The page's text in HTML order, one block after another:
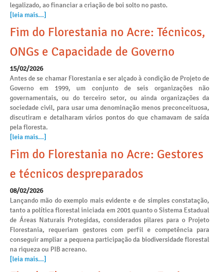
legalizado, ao financiar a criação de boi solto no pasto.
[leia mais...]
Fim do Florestania no Acre: Técnicos,
ONGs e Capacidade de Governo
15/02/2026
Antes de se chamar Florestania e ser alçado à condição de Projeto de
Governo em 1999, um conjunto de seis organizações não
governamentais, ou do terceiro setor, ou ainda organizações da
sociedade civil, para usar uma denominação menos preconceituosa,
discutiram e detalharam vários pontos do que chamavam de saída
pela floresta.
[leia mais...]
Fim do Florestania no Acre: Gestores
e técnicos despreparados
08/02/2026
Lançando mão do exemplo mais evidente e de simples constatação,
tanto a política florestal iniciada em 2001 quanto o Sistema Estadual
de Áreas Naturais Protegidas, considerados pilares para o Projeto
Florestania, requeriam gestores com perfil e competência para
conseguir ampliar a pequena participação da biodiversidade florestal
na riqueza ou PIB acreano.
[leia mais...]